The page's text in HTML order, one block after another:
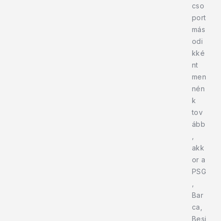
cso
port
más
odi
kké
nt
men
nén
k
tov
ább
akk
or a
PSG
Bar
ca,
Besi